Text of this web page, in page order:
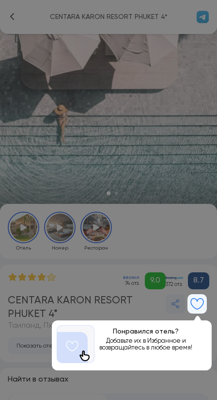
CENTARA KARON RESORT PHUKET 4*
Отель Номер Ресторан
74 отз. 9.0 372 отз. 8.7
CENTARA KARON RESORT
PHUKET 4*
Понравился отель?
Добавьте их в Избранное и
возвращайтесь в любое время!
Таиланд, Пхукет
Показать отель на карте
Найти в отзывах